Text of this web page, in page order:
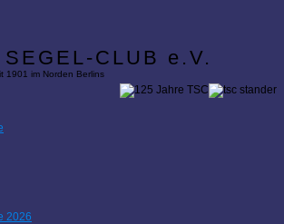
CLUB e.V.
1901 im Norden Berlins
2026